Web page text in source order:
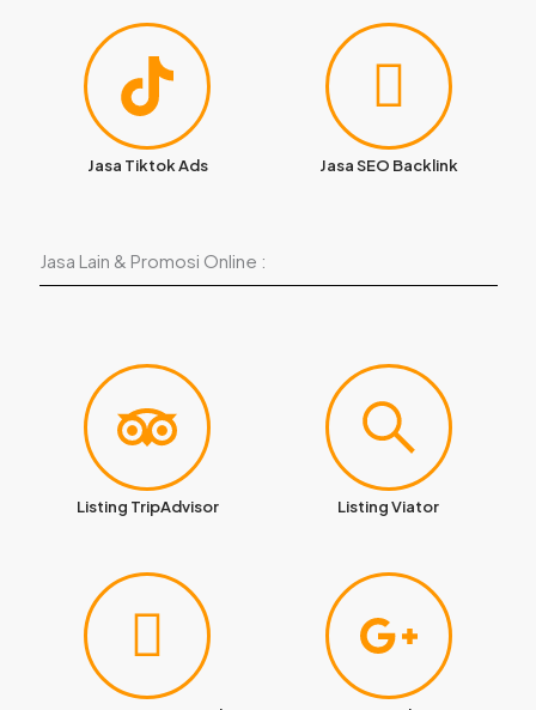
Jasa Tiktok Ads Jasa SEO Backlink
Jasa Lain & Promosi Online :
Listing TripAdvisor Listing Viator